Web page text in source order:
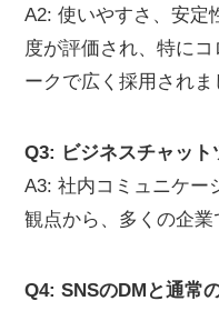
A2: 使いやすさ、安定
度が評価され、特に
ークで広く採用されま
Q3: ビジネスチャット
A3: 社内コミュニケー
観点から、多くの企業
Q4: SNSのDMと通常